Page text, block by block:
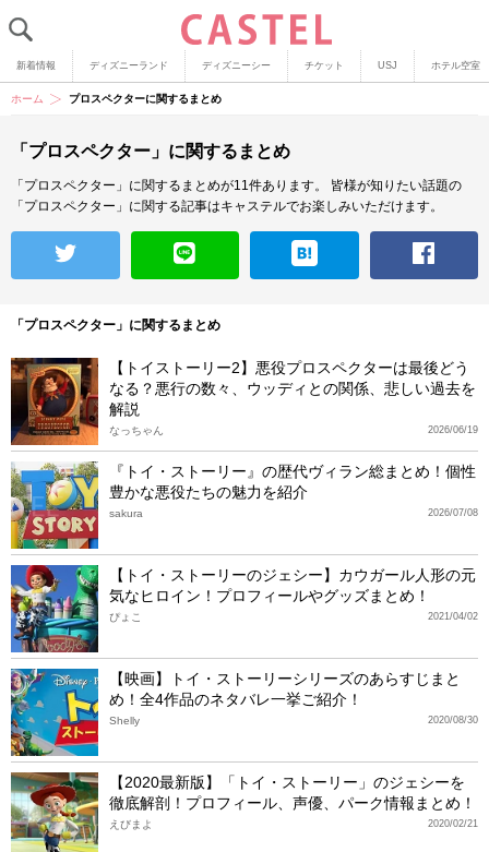
新着情報 ディズニーランド ディズニーシー チケット USJ ホテル空室
ホーム プロスペクターに関するまとめ
「プロスペクター」に関するまとめ
「プロスペクター」に関するまとめが11件あります。
皆様が知りたい話題の
「プロスペクター」に関する記事はキャステルでお楽しみいただけます。
「プロスペクター」に関するまとめ
【トイストーリー2】悪役プロスペクターは最後どう
なる？悪行の数々、ウッディとの関係、悲しい過去を
解説
2026/06/19
なっちゃん
『トイ・ストーリー』の歴代ヴィラン総まとめ！個性
豊かな悪役たちの魅力を紹介
2026/07/08
sakura
【トイ・ストーリーのジェシー】カウガール人形の元
気なヒロイン！プロフィールやグッズまとめ！
2021/04/02
ぴょこ
【映画】トイ・ストーリーシリーズのあらすじまと
め！全4作品のネタバレ一挙ご紹介！
2020/08/30
Shelly
【2020最新版】「トイ・ストーリー」のジェシーを
徹底解剖！プロフィール、声優、パーク情報まとめ！
2020/02/21
えびまよ